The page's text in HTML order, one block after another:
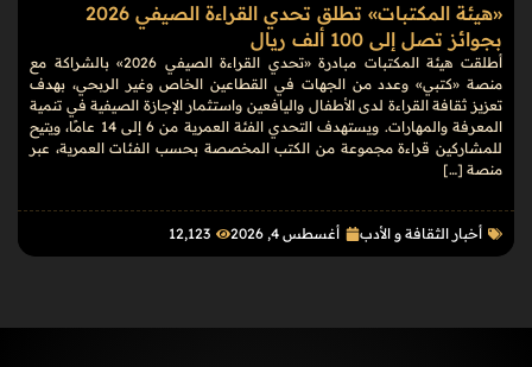
«هيئة المكتبات» تطلق تحدي القراءة الصيفي 2026
بجوائز تصل إلى 100 ألف ريال
أطلقت هيئة المكتبات مبادرة «تحدي القراءة الصيفي 2026» بالشراكة مع
منصة «كتبي» وعدد من الجهات في القطاعين الخاص وغير الربحي، بهدف
تعزيز ثقافة القراءة لدى الأطفال واليافعين واستثمار الإجازة الصيفية في تنمية
المعرفة والمهارات. ويستهدف التحدي الفئة العمرية من 6 إلى 14 عامًا، ويتيح
للمشاركين قراءة مجموعة من الكتب المخصصة بحسب الفئات العمرية، عبر
منصة […]
أخبار الثقافة و الأدب أغسطس 4, 2026 12٬123